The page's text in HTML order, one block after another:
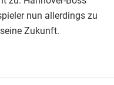
nun allerdings zu
Zukunft.